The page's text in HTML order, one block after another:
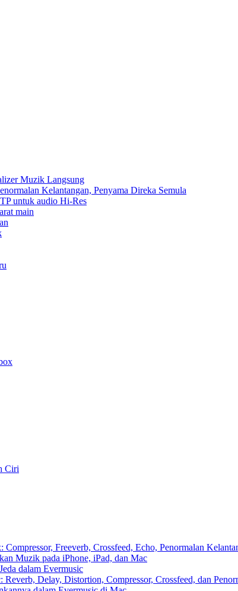
Muzik Langsung
Kelantangan, Penyama Direka Semula
untuk audio Hi-Res
main
Ciri
Freeverb, Crossfeed, Echo, Penormalan
Muzik pada iPhone, iPad, dan Mac
dalam Evermusic
Delay, Distortion, Compressor, Crossfeed, dan